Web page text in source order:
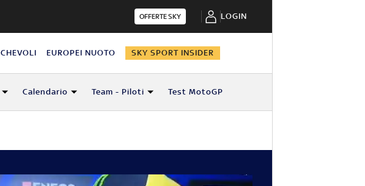
OFFERTE SKY LOGIN
EUROPEI NUOTO SKY SPORT INSIDER
Calendario Team - Piloti Test MotoGP